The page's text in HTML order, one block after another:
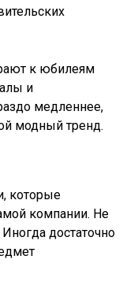
к юбилеям
и
медленнее,
модный тренд.
которые
компании. Не
достаточно